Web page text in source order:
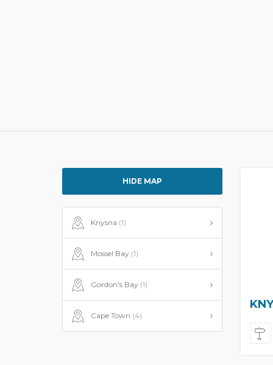
HIDE MAP
Knysna (1)
Mossel Bay (1)
Gordon's Bay (1)
Cape Town (4)